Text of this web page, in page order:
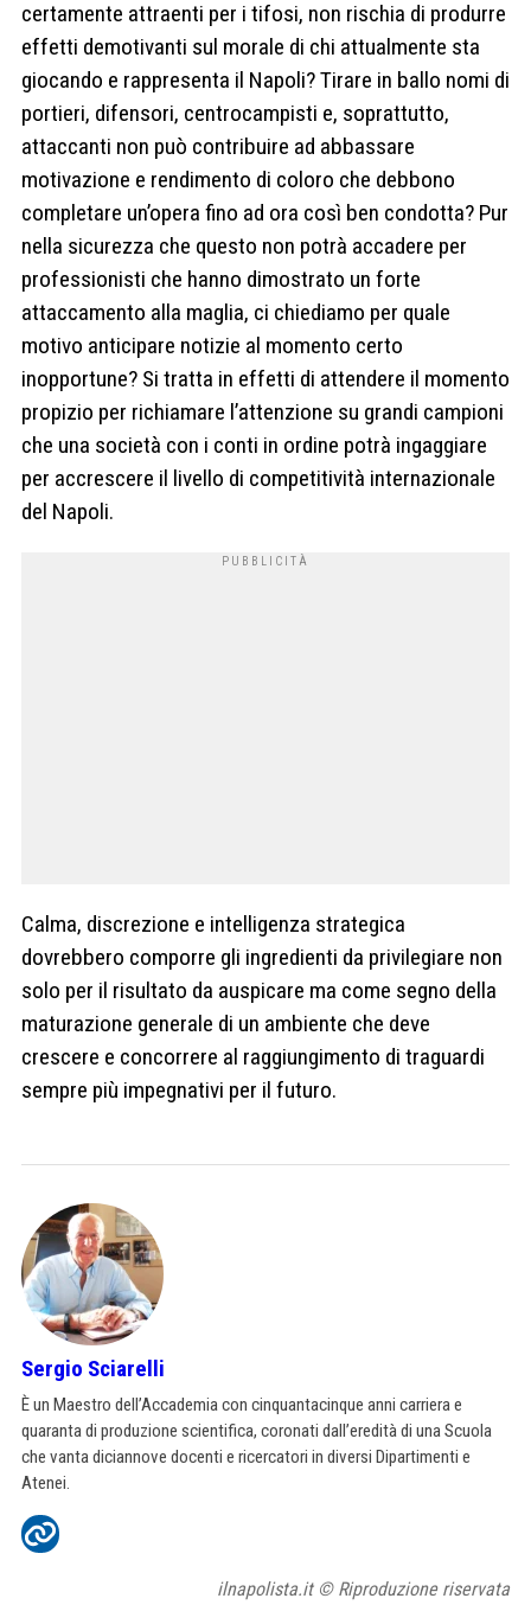
certamente attraenti per i tifosi, non rischia di produrre
effetti demotivanti sul morale di chi attualmente sta
giocando e rappresenta il Napoli? Tirare in ballo nomi di
portieri, difensori, centrocampisti e, soprattutto,
attaccanti non può contribuire ad abbassare
motivazione e rendimento di coloro che debbono
completare un’opera fino ad ora così ben condotta? Pur
nella sicurezza che questo non potrà accadere per
professionisti che hanno dimostrato un forte
attaccamento alla maglia, ci chiediamo per quale
motivo anticipare notizie al momento certo
inopportune? Si tratta in effetti di attendere il momento
propizio per richiamare l’attenzione su grandi campioni
che una società con i conti in ordine potrà ingaggiare
per accrescere il livello di competitività internazionale
del Napoli.
Calma, discrezione e intelligenza strategica
dovrebbero comporre gli ingredienti da privilegiare non
solo per il risultato da auspicare ma come segno della
maturazione generale di un ambiente che deve
crescere e concorrere al raggiungimento di traguardi
sempre più impegnativi per il futuro.
Sergio Sciarelli
È un Maestro dell’Accademia con cinquantacinque anni carriera e
quaranta di produzione scientifica, coronati dall’eredità di una Scuola
che vanta diciannove docenti e ricercatori in diversi Dipartimenti e
Atenei.
ilnapolista.it © Riproduzione riservata